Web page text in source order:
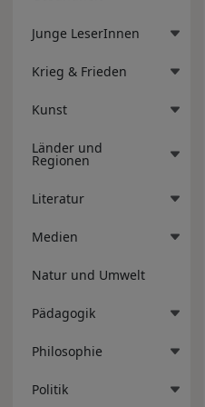
Junge LeserInnen
Krieg & Frieden
Kunst
Länder und
Regionen
Literatur
Medien
Natur und Umwelt
Pädagogik
Philosophie
Politik